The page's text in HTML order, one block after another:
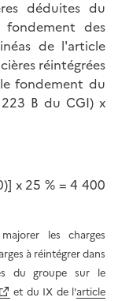
déduites du
fondement des
de l'article
réintégrées
fondement du
B du CGI) x
x 25 % = 4 400
les charges
à réintégrer dans
du groupe sur le
et du IX de l'article